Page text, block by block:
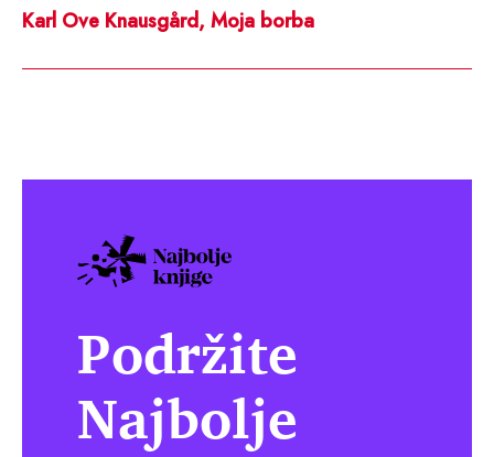
Karl Ove Knausgård, Moja borba
Podržite
Najbolje